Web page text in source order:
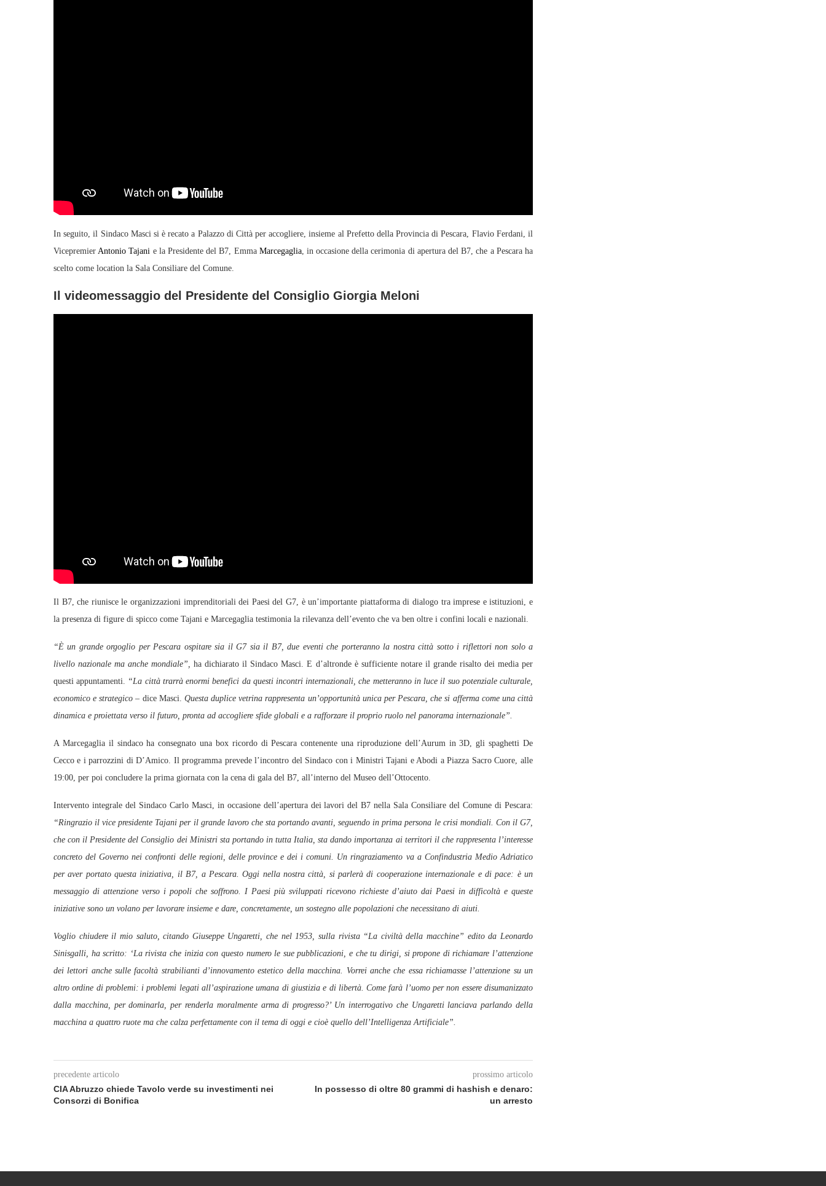
In seguito, il Sindaco Masci si è recato a Palazzo di Città per accogliere, insieme al Prefetto della Provincia di Pescara, Flavio Ferdani, il
Vicepremier Antonio Tajani e la Presidente del B7, Emma Marcegaglia, in occasione della cerimonia di apertura del B7, che a Pescara ha
scelto come location la Sala Consiliare del Comune.
Il videomessaggio del Presidente del Consiglio Giorgia Meloni
Il B7, che riunisce le organizzazioni imprenditoriali dei Paesi del G7, è un’importante piattaforma di dialogo tra imprese e istituzioni, e
la presenza di figure di spicco come Tajani e Marcegaglia testimonia la rilevanza dell’evento che va ben oltre i confini locali e nazionali.
“È un grande orgoglio per Pescara ospitare sia il G7 sia il B7, due eventi che porteranno la nostra città sotto i riflettori non solo a
livello nazionale ma anche mondiale”, ha dichiarato il Sindaco Masci. E d’altronde è sufficiente notare il grande risalto dei media per
questi appuntamenti. “La città trarrà enormi benefici da questi incontri internazionali, che metteranno in luce il suo potenziale culturale,
economico e strategico – dice Masci. Questa duplice vetrina rappresenta un’opportunità unica per Pescara, che si afferma come una città
dinamica e proiettata verso il futuro, pronta ad accogliere sfide globali e a rafforzare il proprio ruolo nel panorama internazionale”.
A Marcegaglia il sindaco ha consegnato una box ricordo di Pescara contenente una riproduzione dell’Aurum in 3D, gli spaghetti De
Cecco e i parrozzini di D’Amico. Il programma prevede l’incontro del Sindaco con i Ministri Tajani e Abodi a Piazza Sacro Cuore, alle
19:00, per poi concludere la prima giornata con la cena di gala del B7, all’interno del Museo dell’Ottocento.
Intervento integrale del Sindaco Carlo Masci, in occasione dell’apertura dei lavori del B7 nella Sala Consiliare del Comune di Pescara:
“Ringrazio il vice presidente Tajani per il grande lavoro che sta portando avanti, seguendo in prima persona le crisi mondiali. Con il G7,
che con il Presidente del Consiglio dei Ministri sta portando in tutta Italia, sta dando importanza ai territori il che rappresenta l’interesse
concreto del Governo nei confronti delle regioni, delle province e dei i comuni. Un ringraziamento va a Confindustria Medio Adriatico
per aver portato questa iniziativa, il B7, a Pescara. Oggi nella nostra città, si parlerà di cooperazione internazionale e di pace: è un
messaggio di attenzione verso i popoli che soffrono. I Paesi più sviluppati ricevono richieste d’aiuto dai Paesi in difficoltà e queste
iniziative sono un volano per lavorare insieme e dare, concretamente, un sostegno alle popolazioni che necessitano di aiuti.
Voglio chiudere il mio saluto, citando Giuseppe Ungaretti, che nel 1953, sulla rivista “La civiltà della macchine” edito da Leonardo
Sinisgalli, ha scritto: ‘La rivista che inizia con questo numero le sue pubblicazioni, e che tu dirigi, si propone di richiamare l’attenzione
dei lettori anche sulle facoltà strabilianti d’innovamento estetico della macchina. Vorrei anche che essa richiamasse l’attenzione su un
altro ordine di problemi: i problemi legati all’aspirazione umana di giustizia e di libertà. Come farà l’uomo per non essere disumanizzato
dalla macchina, per dominarla, per renderla moralmente arma di progresso?’ Un interrogativo che Ungaretti lanciava parlando della
macchina a quattro ruote ma che calza perfettamente con il tema di oggi e cioè quello dell’Intelligenza Artificiale”.
precedente articolo
CIA Abruzzo chiede Tavolo verde su investimenti nei
Consorzi di Bonifica
prossimo articolo
In possesso di oltre 80 grammi di hashish e denaro:
un arresto